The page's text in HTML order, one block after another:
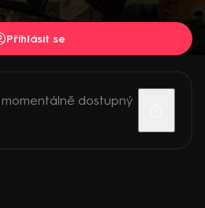
Přihlásit se
dostupný